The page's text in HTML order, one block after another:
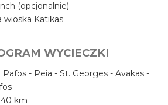
(opcjonalnie)
wioska Katikas
WYCIECZKI
Pafos - Peia - St. Georges - Avakas -
km